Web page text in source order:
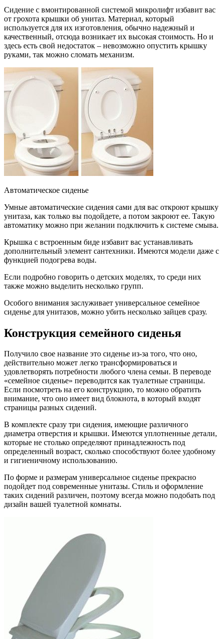
Сидение с вмонтированной системой микролифт избавит вас
от грохота крышки об унитаз. Материал, который
используется для их изготовления, обычно надежный и
качественный, отсюда возникает их высокая стоимость. Но и
здесь есть свой недостаток – невозможно опустить крышку
руками, так можно сломать механизм.
Автоматическое сиденье
Умные автоматические сидения сами для вас откроют крышку
унитаза, как только вы подойдете, а потом закроют ее. Такую
автоматику можно при желании подключить к системе смыва.
Крышка с встроенным биде избавит вас устанавливать
дополнительный элемент сантехники. Имеются модели даже с
функцией подогрева воды.
Если подробно говорить о детских моделях, то среди них
также можно выделить несколько групп.
Особого внимания заслуживает универсальное семейное
сиденье для унитазов, можно убить несколько зайцев сразу.
Конструкция семейного сиденья
Получило свое название это сиденье из-за того, что оно,
действительно может легко трансформироваться и
удовлетворять потребности любого члена семьи. В переводе
«семейное сиденье» переводится как туалетные страницы.
Если посмотреть на его конструкцию, то можно обратить
внимание, что оно имеет вид блокнота, в который входят
страницы разных сидений.
В комплекте сразу три сидения, имеющие различного
диаметра отверстия и крышки. Имеются уплотненные детали,
которые не столько определяют принадлежность под
определенный возраст, сколько способствуют более удобному
и гигиеничному использованию.
По форме и размерам универсальное сиденье прекрасно
подойдет под современные унитазы. Стиль и оформление
таких сидений различен, поэтому всегда можно подобать под
дизайн вашей туалетной комнаты.